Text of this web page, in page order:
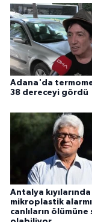
Adana'da
38 dereceyi gördü
Antalya kıyılarında
mikroplastik
canlıların ölümüne